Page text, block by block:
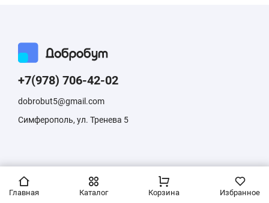
+7(978) 706-42-02
dobrobut5@gmail.com
Симферополь, ул. Тренева 5
Информация, размещенная на сайте, не является публичной
офертой
Главная
Каталог Корзина Избранное